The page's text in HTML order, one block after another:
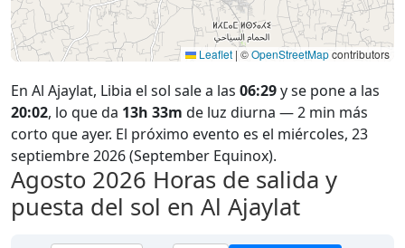
Leaflet | ©OpenStreetMapcontributors
En Al Ajaylat, Libia el sol sale a las 06:29y se pone a las
20:02, lo que da 13h 33m de luz diurna — 2 min más
corto que ayer. El próximo evento es el miércoles, 23
septiembre 2026 (September Equinox).
Agosto 2026 Horas de salida y
puesta del sol en Al Ajaylat